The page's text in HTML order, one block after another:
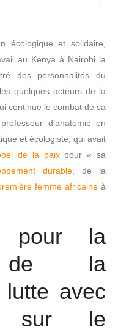
écologique et solidaire,
au Kenya à Nairobi la
des personnalités du
quelques acteurs de la
continue le combat de sa
d’anatomie en
et écologiste, qui avait
de la paixpour « sa
durable, de la
femme africaine à
pour la
de la
avec
sur le